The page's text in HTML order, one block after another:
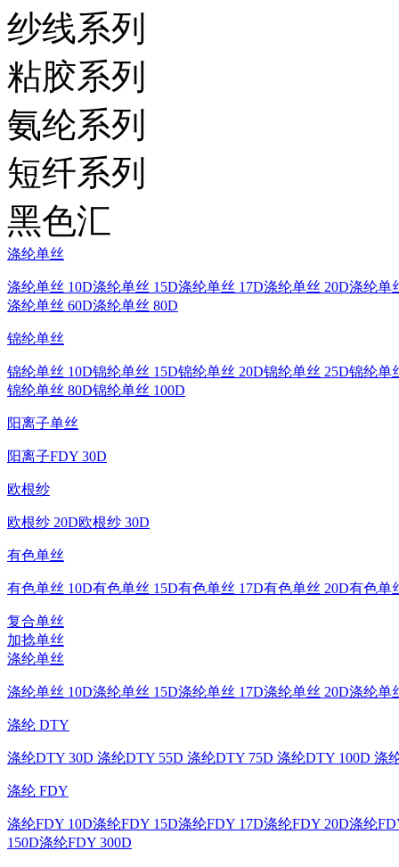
纱线系列
粘胶系列
氨纶系列
短纤系列
黑色汇
涤纶单丝
涤纶单丝 10D涤纶单丝 15D涤纶单丝 17D涤纶单丝 20D涤纶单
涤纶单丝 60D涤纶单丝 80D
锦纶单丝
锦纶单丝 10D锦纶单丝 15D锦纶单丝 20D锦纶单丝 25D锦纶单
锦纶单丝 80D锦纶单丝 100D
阳离子单丝
阳离子FDY 30D
欧根纱
欧根纱 20D欧根纱 30D
有色单丝
有色单丝 10D有色单丝 15D有色单丝 17D有色单丝 20D有色单
复合单丝
加捻单丝
涤纶单丝
涤纶单丝 10D涤纶单丝 15D涤纶单丝 17D涤纶单丝 20D涤纶单
涤纶 DTY
涤纶DTY 30D 涤纶DTY 55D 涤纶DTY 75D 涤纶DTY 100D 涤
涤纶 FDY
涤纶FDY 10D涤纶FDY 15D涤纶FDY 17D涤纶FDY 20D涤纶
150D涤纶FDY 300D